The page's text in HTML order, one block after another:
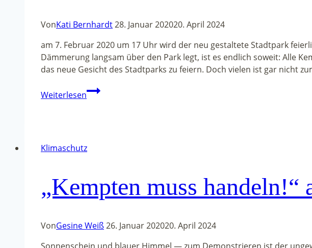
VonKati Bernhardt28. Januar 202020. April 2024
am 7. Februar 2020 um 17 Uhr wird der neu gestaltete Stadtpark
Dämmerung langsam über den Park legt, ist es endlich soweit: Alle
das neue Gesicht des Stadtparks zu feiern. Doch vielen ist gar nicht
WeiterlesenFeierliche
Eröffnung
Stadtparks
Klimaschutz
„Kempten muss
VonGesine Weiß26. Januar 202020. April 2024